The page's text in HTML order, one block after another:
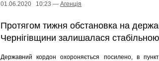
01.06.2020 10:23 — Агенцiя
Протягом тижня обстановка на
Чернігівщини залишалася
Державний кордон охороняється посилено, в